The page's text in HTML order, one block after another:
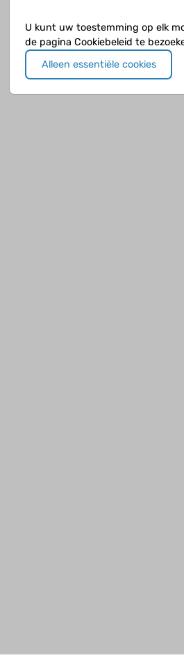
U kunt uw toestemming op elk
de pagina Cookiebeleid te
Alleen essentiële cookies